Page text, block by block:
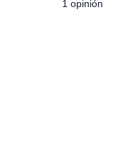
1 opinión